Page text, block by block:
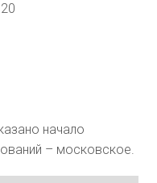
начало
– московское.